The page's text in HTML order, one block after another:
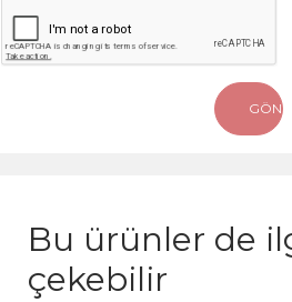
Bu ürünler de
çekebilir